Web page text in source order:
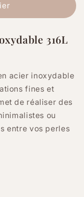
316L
acier inoxydable
fines et
de réaliser des
ou
entre vos perles